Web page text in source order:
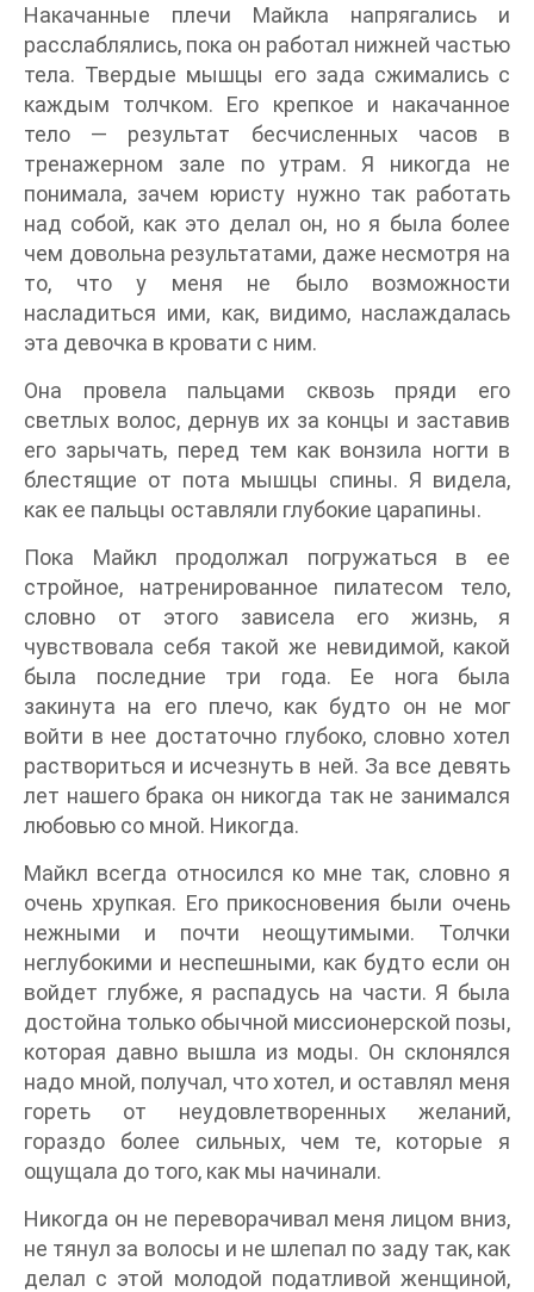
Накачанные плечи Майкла напрягались и
расслаблялись, пока он работал нижней частью
тела. Твердые мышцы его зада сжимались с
каждым толчком. Его крепкое и накачанное
тело — результат бесчисленных часов в
тренажерном зале по утрам. Я никогда не
понимала, зачем юристу нужно так работать
над собой, как это делал он, но я была более
чем довольна результатами, даже несмотря на
то, что у меня не было возможности
насладиться ими, как, видимо, наслаждалась
эта девочка в кровати с ним.
Она провела пальцами сквозь пряди его
светлых волос, дернув их за концы и заставив
его зарычать, перед тем как вонзила ногти в
блестящие от пота мышцы спины. Я видела,
как ее пальцы оставляли глубокие царапины.
Пока Майкл продолжал погружаться в ее
стройное, натренированное пилатесом тело,
словно от этого зависела его жизнь, я
чувствовала себя такой же невидимой, какой
была последние три года. Ее нога была
закинута на его плечо, как будто он не мог
войти в нее достаточно глубоко, словно хотел
раствориться и исчезнуть в ней. За все девять
лет нашего брака он никогда так не занимался
любовью со мной. Никогда.
Майкл всегда относился ко мне так, словно я
очень хрупкая. Его прикосновения были очень
нежными и почти неощутимыми. Толчки
неглубокими и неспешными, как будто если он
войдет глубже, я распадусь на части. Я была
достойна только обычной миссионерской позы,
которая давно вышла из моды. Он склонялся
надо мной, получал, что хотел, и оставлял меня
гореть от неудовлетворенных желаний,
гораздо более сильных, чем те, которые я
ощущала до того, как мы начинали.
Никогда он не переворачивал меня лицом вниз,
не тянул за волосы и не шлепал по заду так, как
делал с этой молодой податливой женщиной,